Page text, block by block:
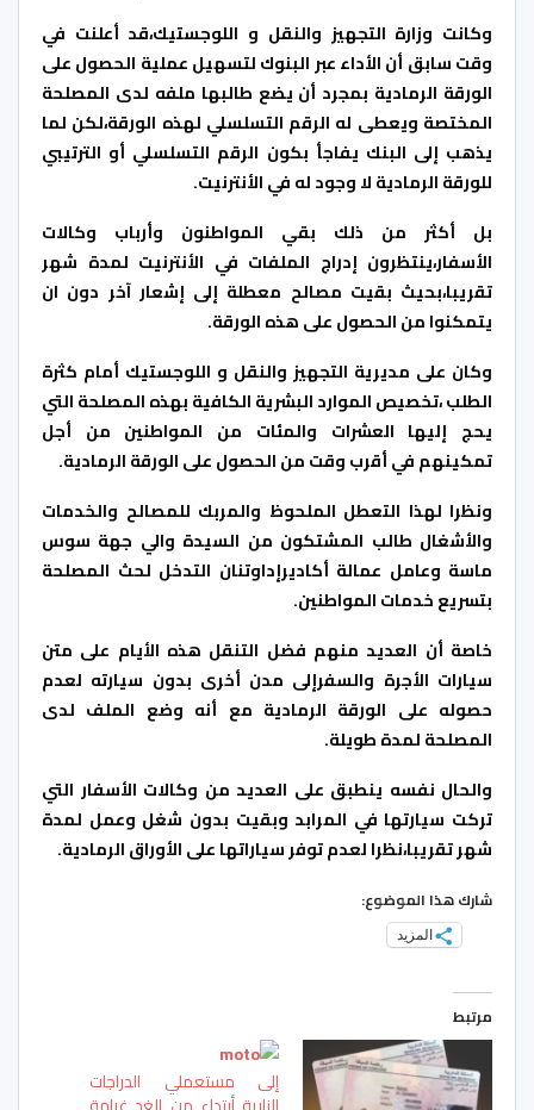
وكانت وزارة التجهيز والنقل و اللوجستيك،قد أعلنت في
وقت سابق أن الأداء عبر البنوك لتسهيل عملية الحصول على
الورقة الرمادية بمجرد أن يضع طالبها ملفه لدى المصلحة
المختصة ويعطى له الرقم التسلسلي لهذه الورقة،لكن لما
يذهب إلى البنك يفاجأ بكون الرقم التسلسلي أو الترتيبي
للورقة الرمادية لا وجود له في الأنترنيت.
بل أكثر من ذلك بقي المواطنون وأرباب وكالات
الأسفار،ينتظرون إدراج الملفات في الأنترنيت لمدة شهر
تقريبا،بحيث بقيت مصالح معطلة إلى إشعار آخر دون ان
يتمكنوا من الحصول على هذه الورقة.
وكان على مديرية التجهيز والنقل و اللوجستيك أمام كثرة
الطلب ،تخصيص الموارد البشرية الكافية بهذه المصلحة التي
يحج إليها العشرات والمئات من المواطنين من أجل
تمكينهم في أقرب وقت من الحصول على الورقة الرمادية.
ونظرا لهذا التعطل الملحوظ والمربك للمصالح والخدمات
والأشغال طالب المشتكون من السيدة والي جهة سوس
ماسة وعامل عمالة أكاديرإداوتنان التدخل لحث المصلحة
بتسريع خدمات المواطنين.
خاصة أن العديد منهم فضل التنقل هذه الأيام على متن
سيارات الأجرة والسفرإلى مدن أخرى بدون سيارته لعدم
حصوله على الورقة الرمادية مع أنه وضع الملف لدى
المصلحة لمدة طويلة.
والحال نفسه ينطبق على العديد من وكالات الأسفار التي
تركت سيارتها في المرابد وبقيت بدون شغل وعمل لمدة
شهر تقريبا،نظرا لعدم توفر سياراتها على الأوراق الرمادية.
شارك هذا الموضوع:
المزيد
مرتبط
إلى مستعملي الدراجات